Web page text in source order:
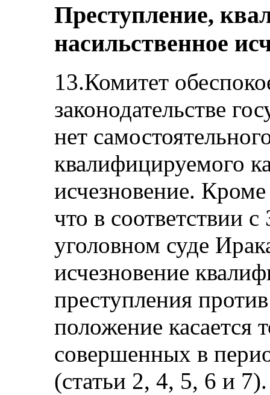
Преступление,
насильственное
13.Комитет
законодательстве
нет
квалифицируемого
исчезновение.
что в
уголовном суде
исчезновение
преступления
положение касается
совершенных в
(статьи 2, 4, 5, 6 и 7).